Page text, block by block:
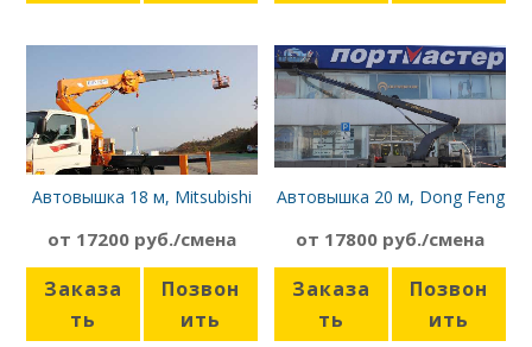
Автовышка 18 м, Mitsubishi
от 17200 руб./смена
Заказа
ть
Позвон
ить
Автовышка 20 м, Dong Feng
от 17800 руб./смена
Заказа
ть
Позвон
ить